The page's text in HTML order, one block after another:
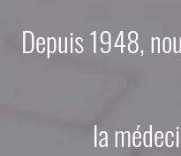
Depuis 1948,
la